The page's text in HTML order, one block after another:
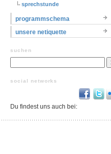
sprechstunde
programmschema
unsere netiquette
suchen
social networks
Du findest uns auch bei: